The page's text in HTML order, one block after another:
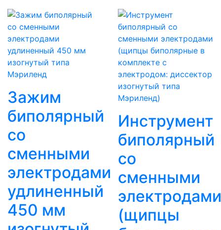
Зажим
биполярный
со
сменными
электродами
удлиненный
450 мм
Инструмент
биполярный
со
сменными
электродами
(щипцы